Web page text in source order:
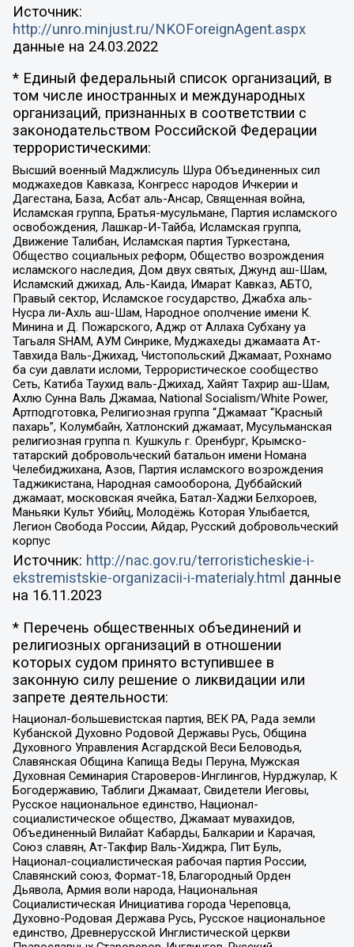
Источник:
http://unro.minjust.ru/NKOForeignAgent.aspx
данные на 24.03.2022
* Единый федеральный список организаций, в
том числе иностранных и международных
организаций, признанных в соответствии с
законодательством Российской Федерации
террористическими:
Высший военный Маджлисуль Шура Объединенных сил
моджахедов Кавказа, Конгресс народов Ичкерии и
Дагестана, База, Асбат аль-Ансар, Священная война,
Исламская группа, Братья-мусульмане, Партия исламского
освобождения, Лашкар-И-Тайба, Исламская группа,
Движение Талибан, Исламская партия Туркестана,
Общество социальных реформ, Общество возрождения
исламского наследия, Дом двух святых, Джунд аш-Шам,
Исламский джихад, Аль-Каида, Имарат Кавказ, АБТО,
Правый сектор, Исламское государство, Джабха аль-
Нусра ли-Ахль аш-Шам, Народное ополчение имени К.
Минина и Д. Пожарского, Аджр от Аллаха Субхану уа
Тагьаля SHAM, АУМ Синрике, Муджахеды джамаата Ат-
Тавхида Валь-Джихад, Чистопольский Джамаат, Рохнамо
ба суи давлати исломи, Террористическое сообщество
Сеть, Катиба Таухид валь-Джихад, Хайят Тахрир аш-Шам,
Ахлю Сунна Валь Джамаа, National Socialism/White Power,
Артподготовка, Религиозная группа “Джамаат “Красный
пахарь”, Колумбайн, Хатлонский джамаат, Мусульманская
религиозная группа п. Кушкуль г. Оренбург, Крымско-
татарский добровольческий батальон имени Номана
Челебиджихана, Азов, Партия исламского возрождения
Таджикистана, Народная самооборона, Дуббайский
джамаат, московская ячейка, Батал-Хаджи Белхороев,
Маньяки Культ Убийц, Молодёжь Которая Улыбается,
Легион Свобода России, Айдар, Русский добровольческий
корпус
Источник: http://nac.gov.ru/terroristicheskie-i-
ekstremistskie-organizacii-i-materialy.html данные
на 16.11.2023
* Перечень общественных объединений и
религиозных организаций в отношении
которых судом принято вступившее в
законную силу решение о ликвидации или
запрете деятельности:
Национал-большевистская партия, ВЕК РА, Рада земли
Кубанской Духовно Родовой Державы Русь, Община
Духовного Управления Асгардской Веси Беловодья,
Славянская Община Капища Веды Перуна, Мужская
Духовная Семинария Староверов-Инглингов, Нурджулар, К
Богодержавию, Таблиги Джамаат, Свидетели Иеговы,
Русское национальное единство, Национал-
социалистическое общество, Джамаат мувахидов,
Объединенный Вилайат Кабарды, Балкарии и Карачая,
Союз славян, Ат-Такфир Валь-Хиджра, Пит Буль,
Национал-социалистическая рабочая партия России,
Славянский союз, Формат-18, Благородный Орден
Дьявола, Армия воли народа, Национальная
Социалистическая Инициатива города Череповца,
Духовно-Родовая Держава Русь, Русское национальное
единство, Древнерусской Инглистической церкви